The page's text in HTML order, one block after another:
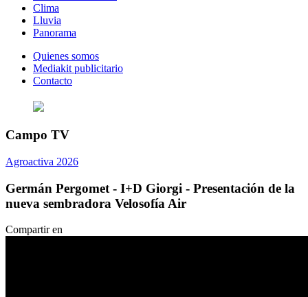
Clima
Lluvia
Panorama
Quienes somos
Mediakit publicitario
Contacto
Campo TV
Agroactiva 2026
Germán Pergomet - I+D Giorgi - Presentación de la
nueva sembradora Velosofía Air
Compartir en